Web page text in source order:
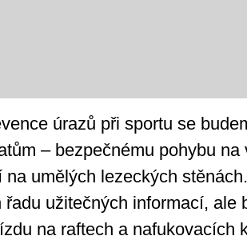
úrazů při sportu se
– bezpečnému pohybu
na umělých lezeckých
řadu užitečných informací, ale
na raftech a nafukovacích